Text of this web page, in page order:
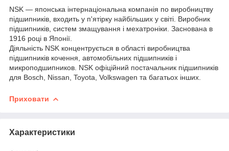
NSK — японська інтернаціональна компанія по виробництву
підшипників, входить у п'ятірку найбільших у світі. Виробник
підшипників, систем змащування і мехатроніки. Заснована в
1916 році в Японії.
Діяльність NSK концентрується в області виробництва
підшипників кочення, автомобільних підшипників і
микроподшипников. NSK офіційний постачальник підшипників
для Bosch, Nissan, Toyota, Volkswagen та багатьох інших.
Приховати
Характеристики